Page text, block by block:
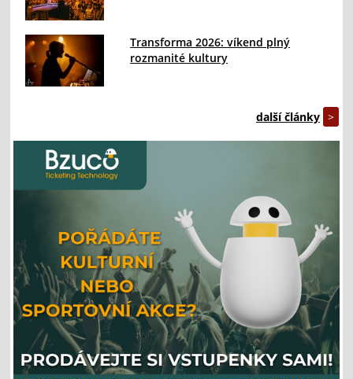
Transforma 2026: víkend plný
rozmanité kultury
další články >